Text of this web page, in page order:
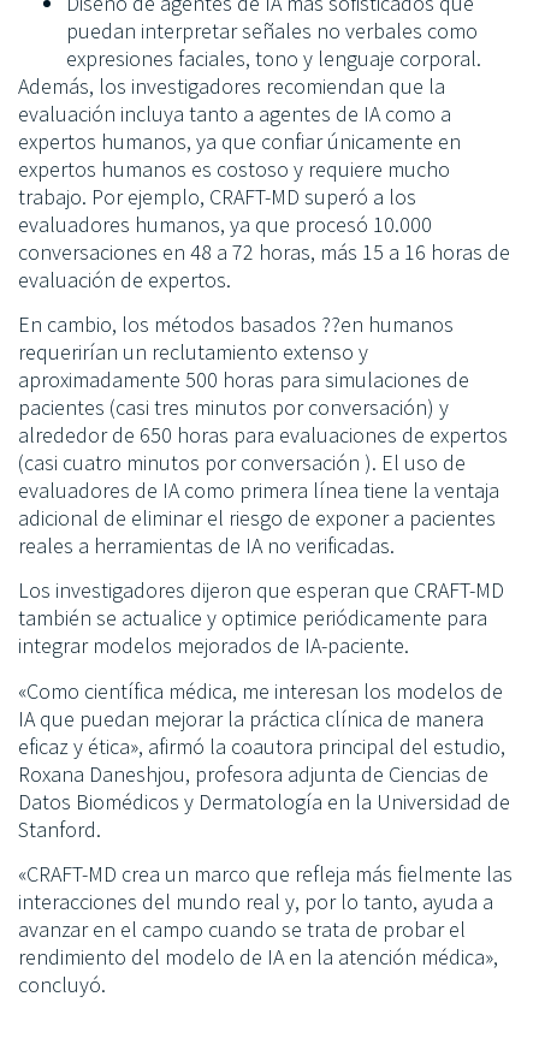
puedan interpretar señales no verbales como
expresiones faciales, tono y lenguaje corporal.
Además, los investigadores recomiendan que la
evaluación incluya tanto a agentes de IA como a
expertos humanos, ya que confiar únicamente en
expertos humanos es costoso y requiere mucho
trabajo. Por ejemplo, CRAFT-MD superó a los
evaluadores humanos, ya que procesó 10.000
conversaciones en 48 a 72 horas, más 15 a 16 horas de
evaluación de expertos.
En cambio, los métodos basados ??en humanos
requerirían un reclutamiento extenso y
aproximadamente 500 horas para simulaciones de
pacientes (casi tres minutos por conversación) y
alrededor de 650 horas para evaluaciones de expertos
(casi cuatro minutos por conversación ). El uso de
evaluadores de IA como primera línea tiene la ventaja
adicional de eliminar el riesgo de exponer a pacientes
reales a herramientas de IA no verificadas.
Los investigadores dijeron que esperan que CRAFT-MD
también se actualice y optimice periódicamente para
integrar modelos mejorados de IA-paciente.
«Como científica médica, me interesan los modelos de
IA que puedan mejorar la práctica clínica de manera
eficaz y ética», afirmó la coautora principal del estudio,
Roxana Daneshjou, profesora adjunta de Ciencias de
Datos Biomédicos y Dermatología en la Universidad de
Stanford.
«CRAFT-MD crea un marco que refleja más fielmente las
interacciones del mundo real y, por lo tanto, ayuda a
avanzar en el campo cuando se trata de probar el
rendimiento del modelo de IA en la atención médica»,
concluyó.